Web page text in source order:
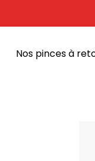
Nos pinces à